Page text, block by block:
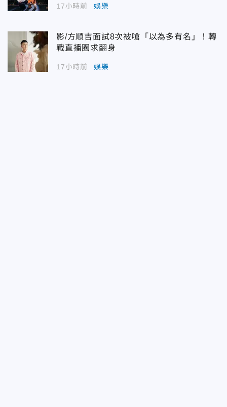
17小時前 娛樂
影/方順吉面試8次被嗆「以為多有名」！轉
戰直播圈求翻身
17小時前 娛樂